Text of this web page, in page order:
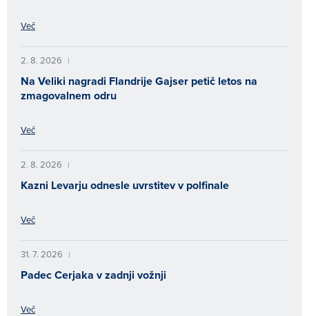
Več
2. 8. 2026 |
Na Veliki nagradi Flandrije Gajser petič letos na
zmagovalnem odru
Več
2. 8. 2026 |
Kazni Levarju odnesle uvrstitev v polfinale
Več
31. 7. 2026 |
Padec Cerjaka v zadnji vožnji
Več